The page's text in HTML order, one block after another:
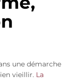
une démarche
vieillir. La